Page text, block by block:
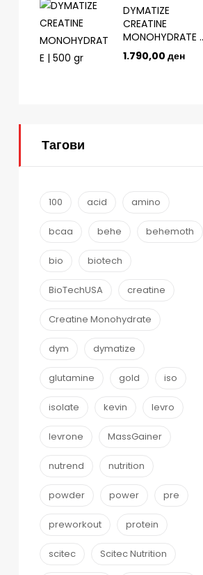
DYMATIZE
CREATINE
MONOHYDRATE |
500 gr
1.790,00 ден
Тагови
100 acid amino
bcaa behe behemoth
bio biotech
BioTechUSA creatine
Creatine Monohydrate
dym dymatize
glutamine gold iso
isolate kevin levro
levrone MassGainer
nutrend nutrition
powder power pre
preworkout protein
scitec Scitec Nutrition